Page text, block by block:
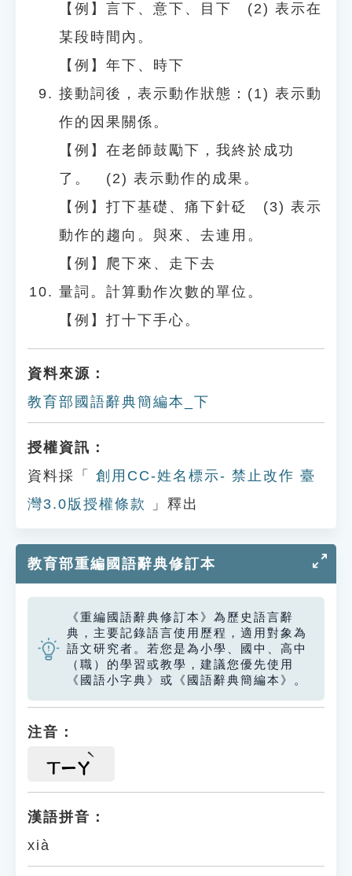
【例】言下、意下、目下 (2) 表示在
某段時間內。
【例】年下、時下
接動詞後，表示動作狀態：(1) 表示動
作的因果關係。
【例】在老師鼓勵下，我終於成功
了。 (2) 表示動作的成果。
【例】打下基礎、痛下針砭 (3) 表示
動作的趨向。與來、去連用。
【例】爬下來、走下去
量詞。計算動作次數的單位。
【例】打十下手心。
資料來源：
教育部國語辭典簡編本_下
授權資訊：
資料採「
創用CC-姓名標示- 禁止改作 臺
灣3.0版授權條款
」釋出
教育部重編國語辭典修訂本
《重編國語辭典修訂本》為歷史語言辭
典，主要記錄語言使用歷程，適用對象為
語文研究者。若您是為小學、國中、高中
（職）的學習或教學，建議您優先使用
《國語小字典》或《國語辭典簡編本》。
注音：
ㄒㄧㄚ
漢語拼音：
xià